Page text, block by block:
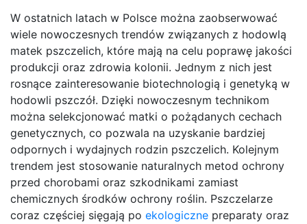
W ostatnich latach w Polsce można zaobserwować
wiele nowoczesnych trendów związanych z hodowlą
matek pszczelich, które mają na celu poprawę jakości
produkcji oraz zdrowia kolonii. Jednym z nich jest
rosnące zainteresowanie biotechnologią i genetyką w
hodowli pszczół. Dzięki nowoczesnym technikom
można selekcjonować matki o pożądanych cechach
genetycznych, co pozwala na uzyskanie bardziej
odpornych i wydajnych rodzin pszczelich. Kolejnym
trendem jest stosowanie naturalnych metod ochrony
przed chorobami oraz szkodnikami zamiast
chemicznych środków ochrony roślin. Pszczelarze
coraz częściej sięgają po ekologiczne preparaty oraz